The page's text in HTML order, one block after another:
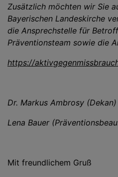
Zusätzlich möchten wir Sie
Bayerischen Landeskirche
die Ansprechstelle für
Präventionsteam sowie die
https://
Dr. Markus Ambrosy (Dekan)
Lena Bauer
Mit freundlichem Gruß